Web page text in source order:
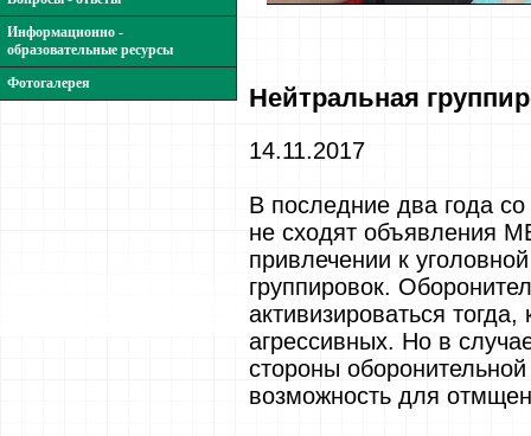
Информационно -
образовательные ресурсы
Фотогалерея
Нейтральная
14.11.2017
В последние два года со
не сходят объявления
привлечении к
группировок.
активизироваться тогда,
агрессивных. Но в
стороны
возможность для